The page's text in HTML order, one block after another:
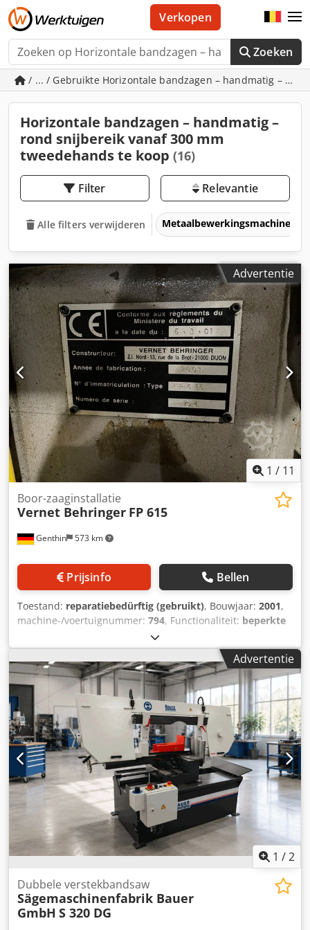
Zoeken
Verkopen
/ ... / Gebruikte Horizontale bandzagen – handmatig –
Horizontale bandzagen – handmatig –
rond snijbereik vanaf 300 mm
tweedehands te koop (16)
Filter Relevantie
Alle filters verwijderen Metaalbewerkingsmachines
Advertentie
1 / 11
Genthin 573 km
Boor-zaaginstallatie
Vernet Behringer FP 615
Prijsinfo Bellen
Toestand: reparatiebedürftig (gebruikt), Bouwjaar: 2001,
machine-/voertuignummer: 794, Functionaliteit: beperkte
, Boormachine-installatie. Van 2001 tot 2011:
in een drieshift-systeem Cedozrl Eajpfx Ag Asrf Vanaf 2011:
in een tweeshift-systeem De zaaginstallatie functioneert
volledig. De boormachine: functioneert slechts op 2 van de
3 assen. De machine is momenteel in bedrijf.
Advertentie
1 /2
Dubbele verstekbandsaw
Sägemaschinenfabrik Bauer
GmbH S 320 DG